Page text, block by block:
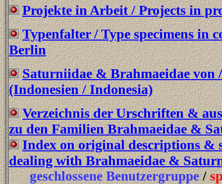
Projekte in Arbeit / Projects in
Typenfalter / Type specimens in
Berlin
Saturniidae & Brahmaeidae von
(Indonesien / Indonesia)
Verzeichnis der Urschriften &
zu den Familien Brahmaeidae &
Index on original descriptions &
dealing with Brahmaeidae &
geschlossene Benutzergruppe/